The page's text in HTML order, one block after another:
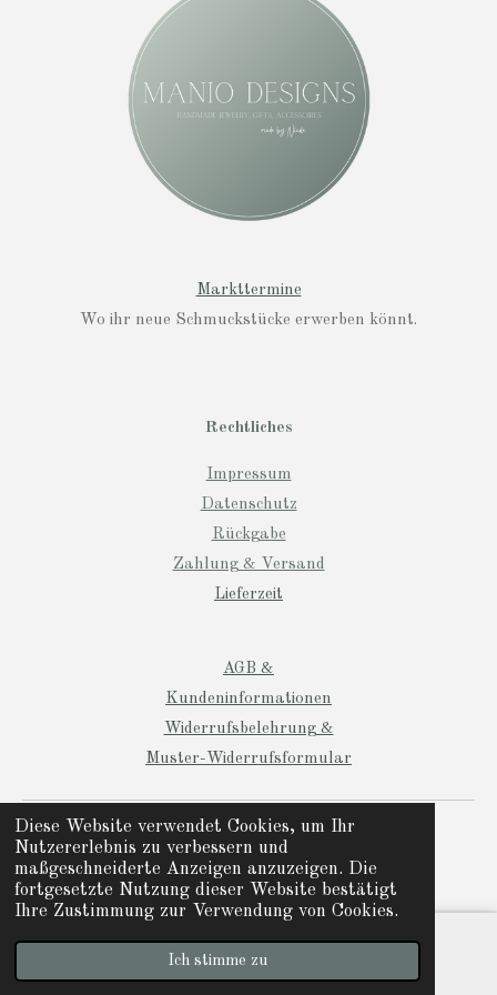
Diese Website verwendet Cookies, um Ihr
Nutzererlebnis zu verbessern und
maßgeschneiderte Anzeigen anzuzeigen. Die
fortgesetzte Nutzung dieser Website bestätigt
Ihre Zustimmung zur Verwendung von Cookies.
Ich stimme zu
Markttermine
Wo ihr neue Schmuckstücke erwerben könnt.
Rechtliches
Impressum
Datenschutz
Rückgabe
Zahlung & Versand
Lieferzeit
AGB &
Kundeninformationen
Widerrufsbelehrung &
Muster-Widerrufsformular
© 2024 Manio Designs
Mit Unterstützung von Webador